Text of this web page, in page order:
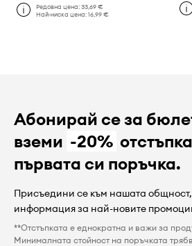
Редовна цена:33,69 €
Най-ниска цена:16,99 €
Абонирай се за
вземи -20%
първата си поръчка.
Присъедини се към нашата
информация за най-новите
**Отстъпката е еднократна и важи за
Минималната стойност на поръчката